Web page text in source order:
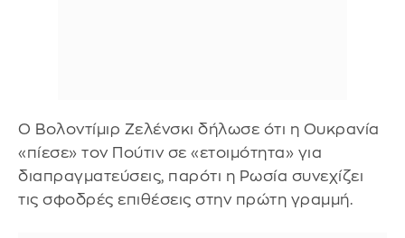
Ο Βολοντίμιρ Ζελένσκι δήλωσε ότι η Ουκρανία
«πίεσε» τον Πούτιν σε «ετοιμότητα» για
διαπραγματεύσεις, παρότι η Ρωσία συνεχίζει
τις σφοδρές επιθέσεις στην πρώτη γραμμή.